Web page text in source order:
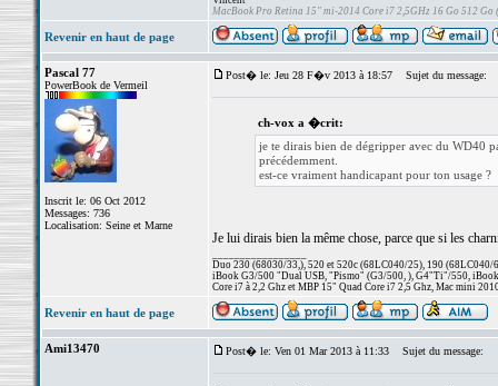
MacBook Pro Retina 15" mi-2014 Core i7 2,5GHz 16 Go 512 Go
Revenir en haut de page
Pascal 77
PowerBook de Vermeil
Inscrit le: 06 Oct 2012
Messages: 736
Localisation: Seine et Marne
Post� le: Jeu 28 F�v 2013 à 18:57 Sujet du message:
ch-vox a �crit:
je te dirais bien de dégripper avec du WD40
précédemment.
est-ce vraiment handicapant pour ton usage ?
Je lui dirais bien la même chose, parce que si les
Duo 230 (68030/33,), 520 et 520c (68LC040/25), 190 (68LC040/
iBook G3/500 "Dual USB, "Pismo" (G3/500, ), G4"Ti"/550,
Core i7 à 2,2 Ghz et MBP 15" Quad Core i7 2,5 Ghz, Mac mini
Revenir en haut de page
Ami13470 Post� le: Ven 01 Mar 2013 à 11:33 Sujet du message: